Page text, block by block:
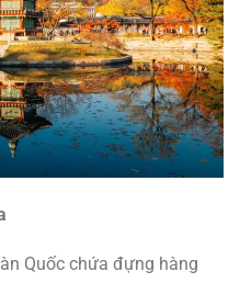
Quốc chứa đựng hàng